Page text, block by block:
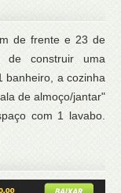
de frente e 23 de
de construir uma
banheiro, a cozinha
de almoço/jantar"
com 1 lavabo.